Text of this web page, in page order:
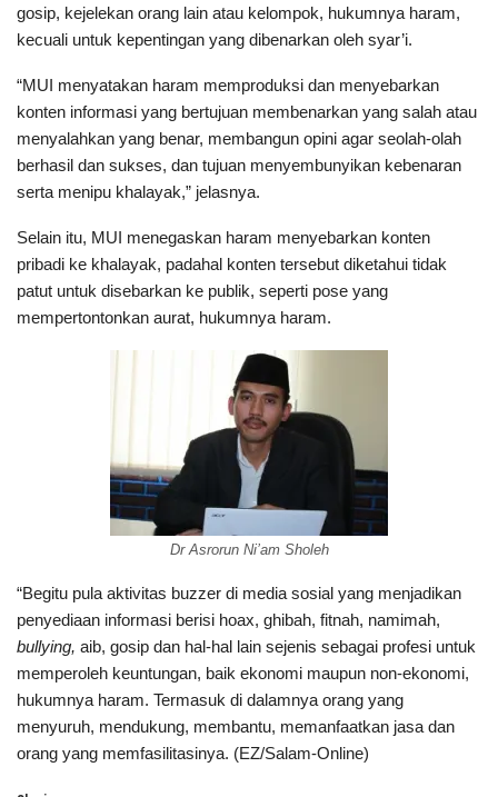
gosip, kejelekan orang lain atau kelompok, hukumnya haram,
kecuali untuk kepentingan yang dibenarkan oleh syar’i.
“MUI menyatakan haram memproduksi dan menyebarkan
konten informasi yang bertujuan membenarkan yang salah atau
menyalahkan yang benar, membangun opini agar seolah-olah
berhasil dan sukses, dan tujuan menyembunyikan kebenaran
serta menipu khalayak,” jelasnya.
Selain itu, MUI menegaskan haram menyebarkan konten
pribadi ke khalayak, padahal konten tersebut diketahui tidak
patut untuk disebarkan ke publik, seperti pose yang
mempertontonkan aurat, hukumnya haram.
Dr Asrorun Ni’am Sholeh
“Begitu pula aktivitas buzzer di media sosial yang menjadikan
penyediaan informasi berisi hoax, ghibah, fitnah, namimah,
bullying, aib, gosip dan hal-hal lain sejenis sebagai profesi untuk
memperoleh keuntungan, baik ekonomi maupun non-ekonomi,
hukumnya haram. Termasuk di dalamnya orang yang
menyuruh, mendukung, membantu, memanfaatkan jasa dan
orang yang memfasilitasinya. (EZ/Salam-Online)